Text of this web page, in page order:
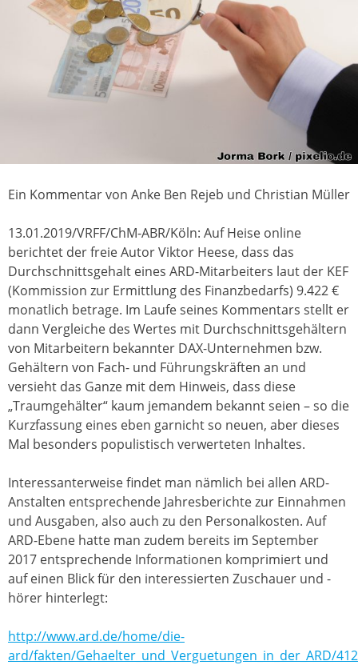
Ein Kommentar von Anke Ben Rejeb und Christian Müller
13.01.2019/VRFF/ChM-ABR/Köln: Auf Heise online
berichtet der freie Autor Viktor Heese, dass das
Durchschnittsgehalt eines ARD-Mitarbeiters laut der KEF
(Kommission zur Ermittlung des Finanzbedarfs) 9.422 €
monatlich betrage. Im Laufe seines Kommentars stellt er
dann Vergleiche des Wertes mit Durchschnittsgehältern
von Mitarbeitern bekannter DAX-Unternehmen bzw.
Gehältern von Fach- und Führungskräften an und
versieht das Ganze mit dem Hinweis, dass diese
„Traumgehälter“ kaum jemandem bekannt seien – so die
Kurzfassung eines eben garnicht so neuen, aber dieses
Mal besonders populistisch verwerteten Inhaltes.
Interessanterweise findet man nämlich bei allen ARD-
Anstalten entsprechende Jahresberichte zur Einnahmen
und Ausgaben, also auch zu den Personalkosten. Auf
ARD-Ebene hatte man zudem bereits im September
2017 entsprechende Informationen komprimiert und
auf einen Blick für den interessierten Zuschauer und -
hörer hinterlegt:
http://www.ard.de/home/die-
ard/fakten/Gehaelter_und_Verguetungen_in_der_ARD/